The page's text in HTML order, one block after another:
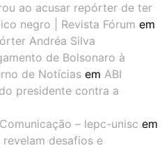
ao acusar repórter de ter
negro | Revista Fórum em
Andréa Silva
de Bolsonaro à
de Notícias em ABI
presidente contra a
– lepc-unisc em
desafios e